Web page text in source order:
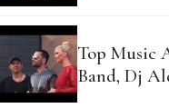
Top Music
Band, Dj